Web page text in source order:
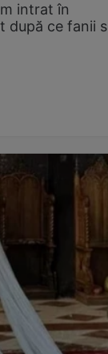
intrat în
după ce fanii